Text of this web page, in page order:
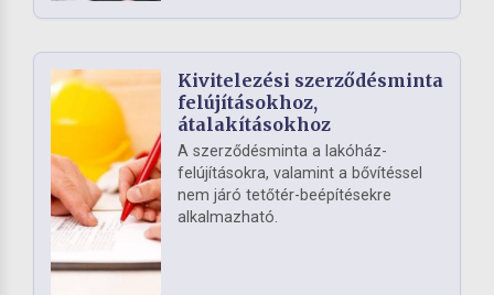
Kivitelezési szerződésminta
felújításokhoz,
átalakításokhoz
A szerződésminta a lakóház-
felújításokra, valamint a bővítéssel
nem járó tetőtér-beépítésekre
alkalmazható.